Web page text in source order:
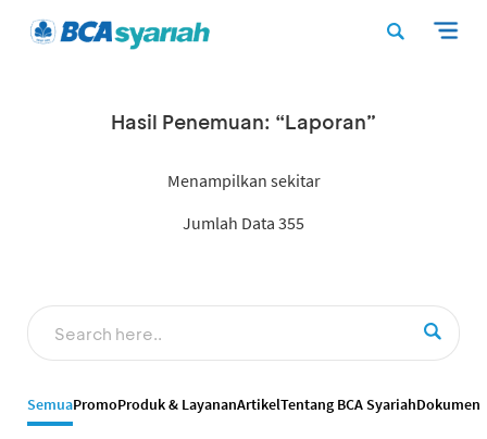
Hasil Penemuan: “Laporan”
Menampilkan sekitar
Jumlah Data 355
SemuaPromoProduk & LayananArtikelTentang BCA SyariahDokumen